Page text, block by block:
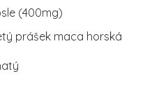
(400mg)
prášek maca horská